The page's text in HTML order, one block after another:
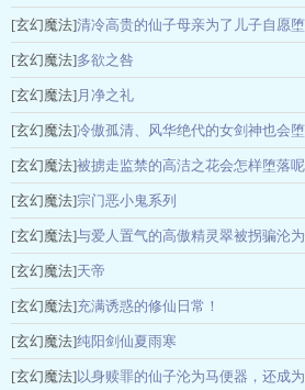
[玄幻魔法]清冷高贵的仙子母亲为了儿子自愿
[玄幻魔法]多欲之咎
[玄幻魔法]月净之礼
[玄幻魔法]冷傲孤清、风华绝代的女剑神也会
[玄幻魔法]被掳走监禁的高洁之花会怎样堕落呢
[玄幻魔法]宗门恶小鬼系列
[玄幻魔法]与爱人置气的高傲精灵翠被拐骗沦
[玄幻魔法]天帝
[玄幻魔法]充满诱惑的修仙日常！
[玄幻魔法]纯阳剑仙夏雨寒
[玄幻魔法]以身赎罪的仙子沦为马便器，还成